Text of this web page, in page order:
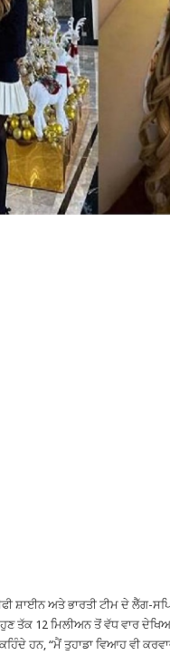
ਸ਼ਾਈਨ ਅਤੇ ਭਾਰਤੀ ਟੀਮ ਦੇ ਲੈੱਗ-
ਤੱਕ 12 ਮਿਲੀਅਨ ਤੋਂ ਵੱਧ ਵਾਰ
ਹਨ, “ਮੈਂ ਤੁਹਾਡਾ ਵਿਆਹ ਵੀ